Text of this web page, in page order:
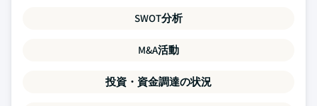
SWOT分析
M&A活動
投資・資金調達の状況